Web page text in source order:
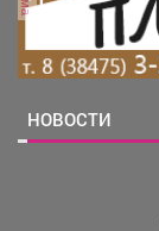
НОВОСТИ